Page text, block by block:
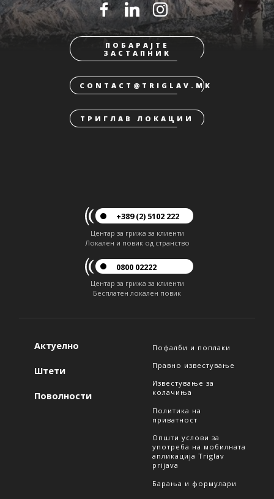
ПОБАРАЈТЕ
ЗАСТАПНИК
CONTACT@TRIGLAV.MK
ТРИГЛАВ ЛОКАЦИИ
+389 (2) 5102 222
Центар за грижа за клиенти
Локален и повик од странство
0800 02222
Центар за грижа за клиенти
Бесплатен локален повик
Актуелно
Штети
Поволности
Пофалби и поплаки
Правно известување
Известување за
колачиња
Политика на
приватност
Општи услови за
употреба на мобилната
апликација Triglav
prijava
Барања и формулари